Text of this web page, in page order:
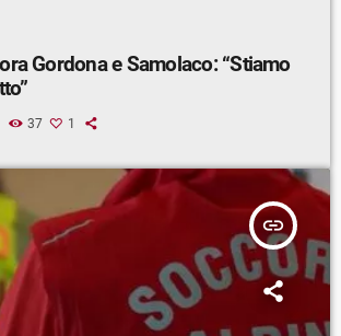
Gordona e Samolaco: “Stiamo
37 1
insert_link